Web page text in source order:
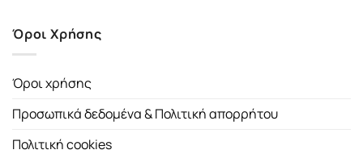
Όροι Χρήσης
Όροι χρήσης
Προσωπικά δεδομένα & Πολιτική απορρήτου
Πολιτική cookies